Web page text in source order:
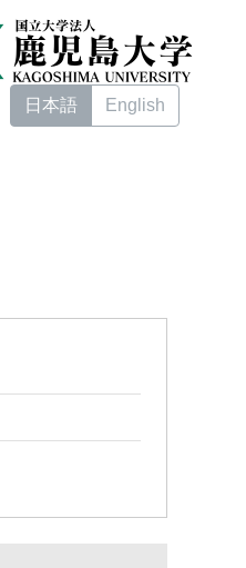
日本語 English